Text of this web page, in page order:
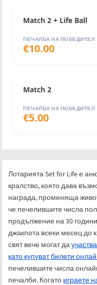
Match 2 + Life Ball
ПЕЧАЛБА НА ПОБЕДИТЕЛ
€10.00
Match 2
ПЕЧАЛБА НА ПОБЕДИТЕЛ
€5.00
Лотарията Set for Life е
кралство, която дава
награда, променяща
че печелившите числа
продължение на 30
джакпота всеки месец до
свят вече могат да
като купуват билети
печелившите числа
печалби. Когато играете